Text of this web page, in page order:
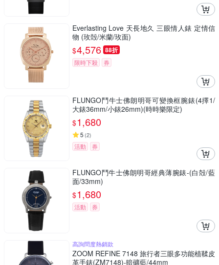
Everlasting Love 天長地久 三眼情人錶 定情信
物 (玫殻/米蘭/玫面)
$4,576 88折
限時下殺 券
FLUNGO鬥牛士佛朗明哥可變換框腕錶(4擇1/
大錶36mm/小錶26mm)(時時樂限定)
$1,680
5 (2)
活動 券
FLUNGO鬥牛士佛朗明哥經典薄腕錶-(白殻/藍
面/33mm)
$1,680
活動 券
高詢問度熱銷款
ZOOM REFINE 7148 旅行者三眼多功能植鞣皮
革手錶(ZM7148)-暗礦藍/44mm